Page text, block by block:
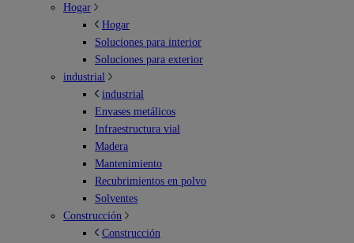
Hogar
Hogar
Soluciones para interior
Soluciones para exterior
industrial
industrial
Envases metálicos
Infraestructura vial
Madera
Mantenimiento
Recubrimientos en polvo
Solventes
Construcción
Construcción